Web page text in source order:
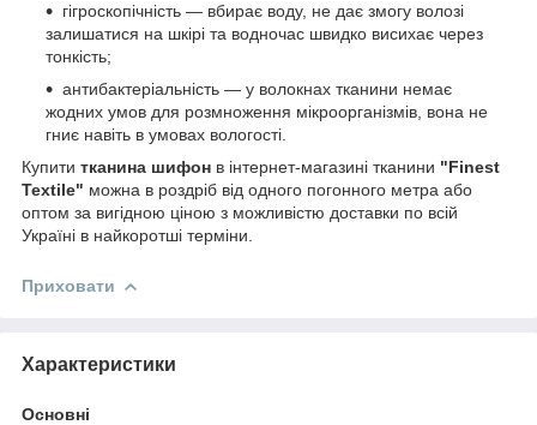
гігроскопічність — вбирає воду, не дає змогу волозі
залишатися на шкірі та водночас швидко висихає через
тонкість;
антибактеріальність — у волокнах тканини немає
жодних умов для розмноження мікроорганізмів, вона не
гниє навіть в умовах вологості.
Купити тканина шифон в інтернет-магазині тканини "Finest
Textile" можна в роздріб від одного погонного метра або
оптом за вигідною ціною з можливістю доставки по всій
Україні в найкоротші терміни.
Приховати
Характеристики
Основні